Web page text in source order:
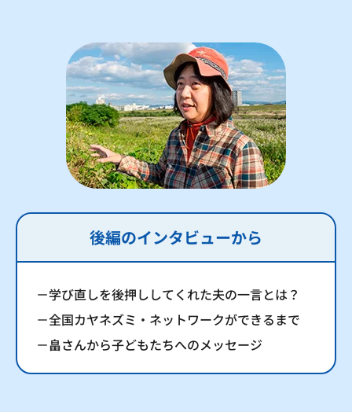
後編のインタビューから
－学び直しを後押ししてくれた夫の一言とは？
－全国カヤネズミ・ネットワークができるまで
－畠さんから子どもたちへのメッセージ